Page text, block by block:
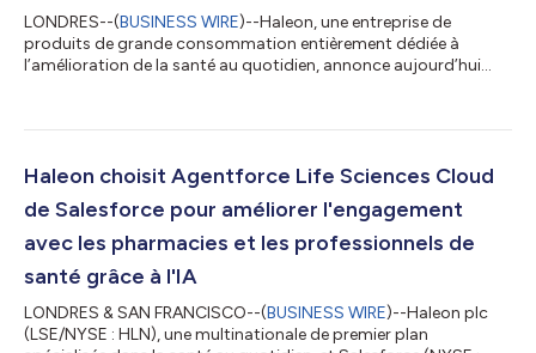
LONDRES--(BUSINESS WIRE)--Haleon, une entreprise de
produits de grande consommation entièrement dédiée à
l’amélioration de la santé au quotidien, annonce aujourd’hui
réalisation de sa stratégie et de son ambition d’atteindre un
investira environ 175 millions GBP2 dans la construction d’un
nouveau site de fabricat...
Haleon choisit Agentforce Life Sciences Cloud
de Salesforce pour améliorer l'engagement
avec les pharmacies et les professionnels de
santé grâce à l'IA
LONDRES & SAN FRANCISCO--(BUSINESS WIRE)--Haleon plc
(LSE/NYSE : HLN), une multinationale de premier plan